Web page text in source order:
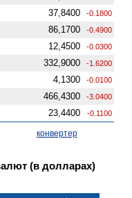
37,8400 -0.1800
86,1700 -0.4900
12,4500 -0.0300
332,9000 -1.6200
4,1300 -0.0100
466,4300 -3.0400
23,4400 -0.1100
конвертер
(в долларах)